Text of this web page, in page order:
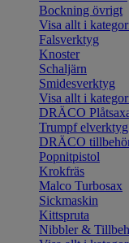
Bockning övrigt
Visa allt i
Falsverktyg
Knoster
Schaljärn
Smidesverktyg
Visa allt i
DRÄCO
Trumpf elverktyg
DRÄCO
Popnitpistol
Krokfräs
Malco Turbosax
Sickmaskin
Kittspruta
Nibbler &